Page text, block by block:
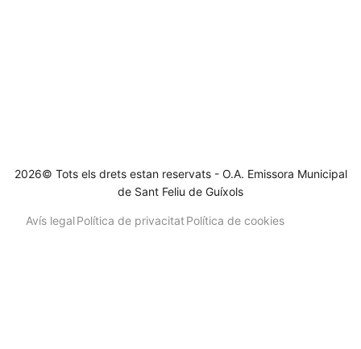
2026© Tots els drets estan reservats - O.A. Emissora Municipal
de Sant Feliu de Guíxols
Avís legalPolítica de privacitatPolítica de cookies